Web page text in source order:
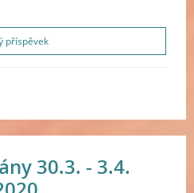
příspěvek
30.3. - 3.4.